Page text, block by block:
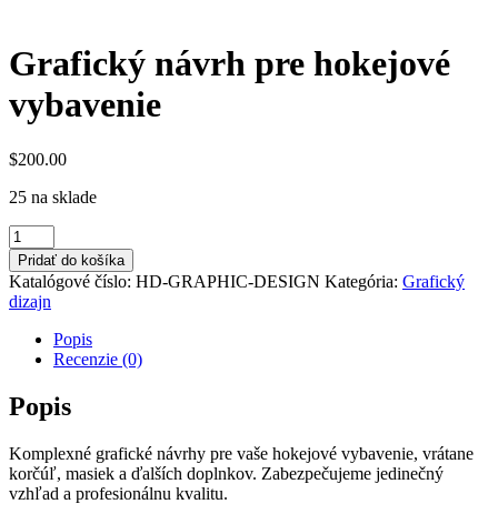
Grafický návrh pre hokejové
vybavenie
$200.00
25 na sklade
množstvo
Grafický
návrh
pre
hokejové
vybavenie
Pridať do košíka
Katalógové číslo: HD-GRAPHIC-DESIGN Kategória: Grafický
dizajn
Popis
Recenzie (0)
Popis
Komplexné grafické návrhy pre vaše hokejové vybavenie, vrátane
korčúľ, masiek a ďalších doplnkov. Zabezpečujeme jedinečný
vzhľad a profesionálnu kvalitu.